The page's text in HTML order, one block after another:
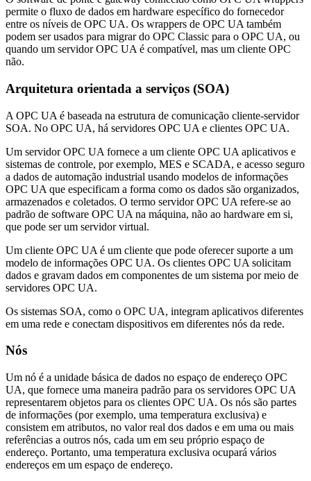
permite o fluxo de dados em hardware específico do fornecedor
entre os níveis de OPC UA. Os wrappers de OPC UA também
podem ser usados para migrar do OPC Classic para o OPC UA, ou
quando um servidor OPC UA é compatível, mas um cliente OPC
não.
Arquitetura orientada a serviços (SOA)
A OPC UA é baseada na estrutura de comunicação cliente-servidor
SOA. No OPC UA, há servidores OPC UA e clientes OPC UA.
Um servidor OPC UA fornece a um cliente OPC UA aplicativos e
sistemas de controle, por exemplo, MES e SCADA, e acesso seguro
a dados de automação industrial usando modelos de informações
OPC UA que especificam a forma como os dados são organizados,
armazenados e coletados. O termo servidor OPC UA refere-se ao
padrão de software OPC UA na máquina, não ao hardware em si,
que pode ser um servidor virtual.
Um cliente OPC UA é um cliente que pode oferecer suporte a um
modelo de informações OPC UA. Os clientes OPC UA solicitam
dados e gravam dados em componentes de um sistema por meio de
servidores OPC UA.
Os sistemas SOA, como o OPC UA, integram aplicativos diferentes
em uma rede e conectam dispositivos em diferentes nós da rede.
Nós
Um nó é a unidade básica de dados no espaço de endereço OPC
UA, que fornece uma maneira padrão para os servidores OPC UA
representarem objetos para os clientes OPC UA. Os nós são partes
de informações (por exemplo, uma temperatura exclusiva) e
consistem em atributos, no valor real dos dados e em uma ou mais
referências a outros nós, cada um em seu próprio espaço de
endereço. Portanto, uma temperatura exclusiva ocupará vários
endereços em um espaço de endereço.